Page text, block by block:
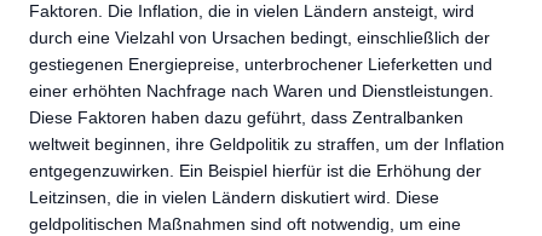
Faktoren. Die Inflation, die in vielen Ländern ansteigt, wird
durch eine Vielzahl von Ursachen bedingt, einschließlich der
gestiegenen Energiepreise, unterbrochener Lieferketten und
einer erhöhten Nachfrage nach Waren und Dienstleistungen.
Diese Faktoren haben dazu geführt, dass Zentralbanken
weltweit beginnen, ihre Geldpolitik zu straffen, um der Inflation
entgegenzuwirken. Ein Beispiel hierfür ist die Erhöhung der
Leitzinsen, die in vielen Ländern diskutiert wird. Diese
geldpolitischen Maßnahmen sind oft notwendig, um eine